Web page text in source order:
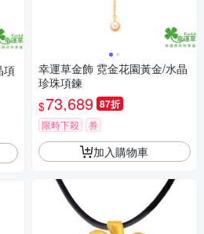
項
幸運草金飾 霓金花園黃金/水晶
珍珠項鍊
$73,689 87折
限時下殺 券
加入購物車